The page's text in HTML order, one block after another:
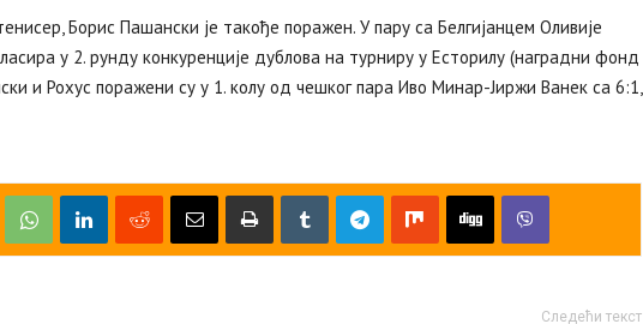
Борис Пашански је такође поражен. У пару са Белгијанцем Оливије
у 2. рунду конкуренције дублова на турниру у Есторилу (наградни фонд
и Рохус поражени су у 1. колу од чешког пара Иво Минар-Јиржи Ванек са 6:1,
Следећи текст